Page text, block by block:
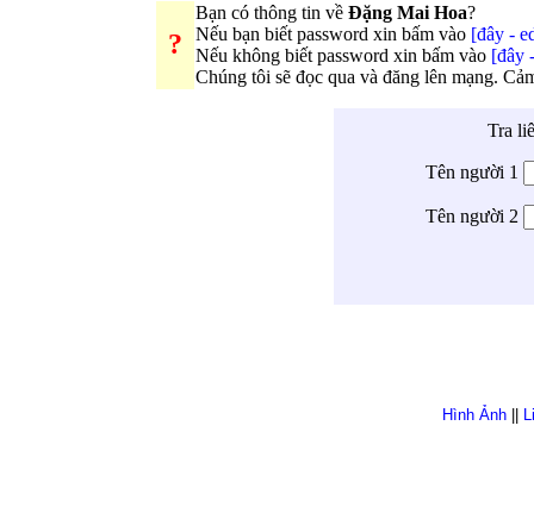
?
Bạn có thông tin về Đặng Mai Hoa?
Nếu bạn biết password xin bấm vào [đây -
Nếu không biết password xin bấm vào [đây
Chúng tôi sẽ đọc qua và đăng lên mạng.
Tra
Tên người 1
Tên người 2
Hình Ảnh